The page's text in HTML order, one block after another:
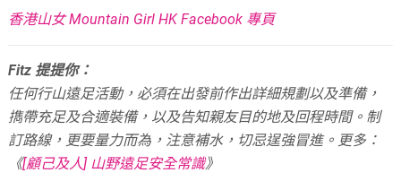
香港山女 Mountain Girl HK Facebook 專頁
Fitz 提提你：
任何行山遠足活動，必須在出發前作出詳細規劃以及準備，
擕帶充足及合適裝備，以及告知親友目的地及回程時間。 制
訂路線，更要量力而為，注意補水，切忌逞強冒進。 更多：
《[顧己及人] 山野遠足安全常識》